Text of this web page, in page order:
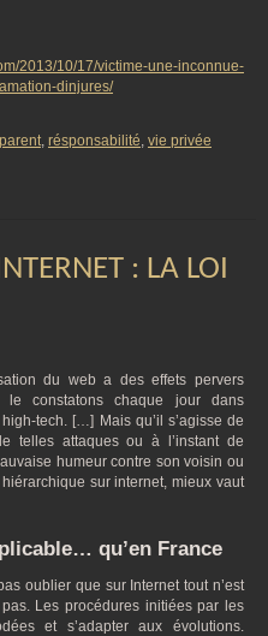
2013/10/17/victime-une-inconnue-
dinjures/
parent, résponsabilité, vie privée
: LA LOI
du web a des effets pervers
le constatons chaque jour dans
high-tech. […] Mais qu’il s’agisse de
telles attaques ou à l’instant de
humeur contre son voisin ou
sur internet, mieux vaut
qu’en France
oublier que sur Internet tout n’est
Les procédures initiées par les
et s’adapter aux évolutions.